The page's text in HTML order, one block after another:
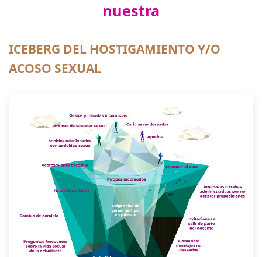
nuestra
ICEBERG DEL HOSTIGAMIENTO Y/O
ACOSO SEXUAL